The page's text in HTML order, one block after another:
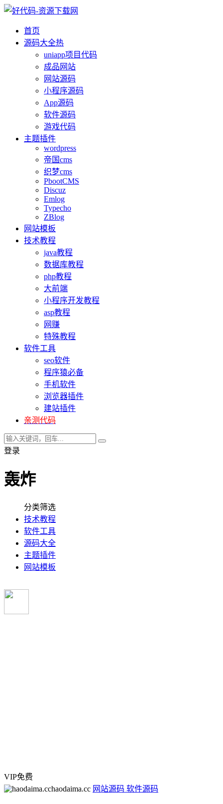
首页
源码大全热
uniapp项目代码
成品网站
网站源码
小程序源码
App源码
软件源码
游戏代码
主题插件
wordpress
帝国cms
织梦cms
PbootCMS
Discuz
Emlog
Typecho
ZBlog
网站模板
技术教程
java教程
数据库教程
php教程
大前端
小程序开发教程
asp教程
网赚
特殊教程
软件工具
seo软件
程序猿必备
手机软件
浏览器插件
建站插件
亲测代码
登录
轰炸
分类筛选
技术教程
软件工具
源码大全
主题插件
网站模板
VIP免费
haodaima.cc 网站源码 软件源码